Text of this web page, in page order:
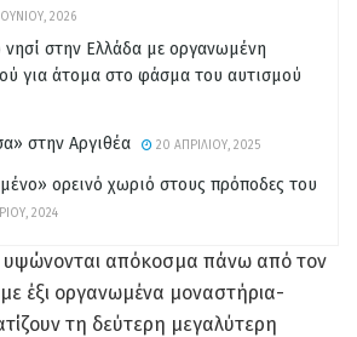
2026
στην Ελλάδα με οργανωμένη
για άτομα στο φάσμα του αυτισμού
στην Αργιθέα 20 ΑΠΡΙΛΊΟΥ, 2025
ορεινό χωριό στους πρόποδες του
2024
υψώνονται απόκοσμα πάνω από τον
έξι οργανωμένα μοναστήρια-
τη δεύτερη μεγαλύτερη